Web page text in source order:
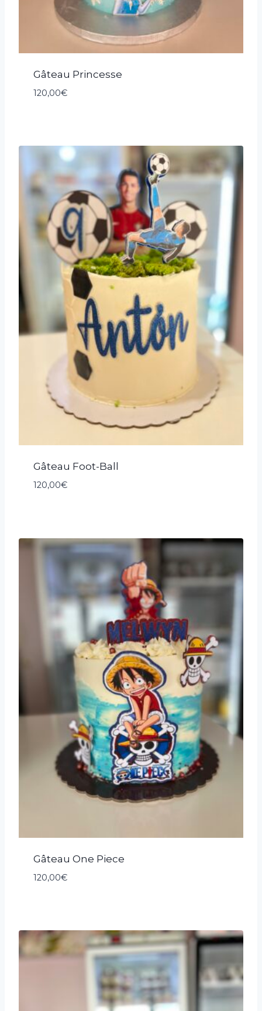
Gâteau Princesse
120,00€
Gâteau Foot-Ball
120,00€
Gâteau One Piece
120,00€